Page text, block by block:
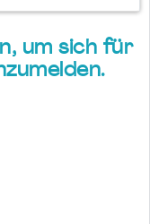
um sich für